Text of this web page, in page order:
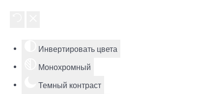
Инвертировать цвета
Монохромный
Темный контраст